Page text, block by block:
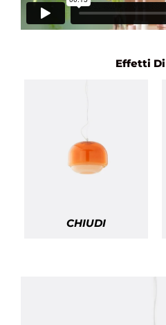
Effetti
CHIUDI